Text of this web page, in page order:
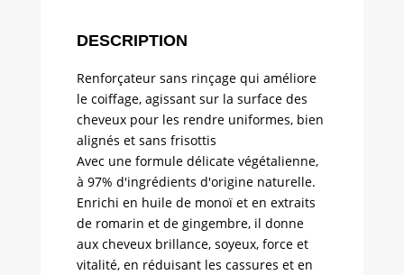
cheveux
et
cassant
DESCRIPTION
Renforçateur sans rinçage qui améliore
le coiffage, agissant sur la surface des
cheveux pour les rendre uniformes, bien
alignés et sans frisottis
Avec une formule délicate végétalienne,
à 97% d'ingrédients d'origine naturelle.
Enrichi en huile de monoï et en extraits
de romarin et de gingembre, il donne
aux cheveux brillance, soyeux, force et
vitalité, en réduisant les cassures et en